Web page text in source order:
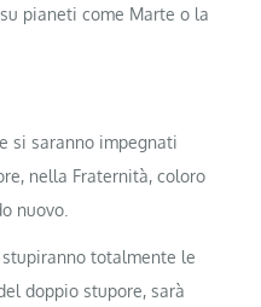
pianeti come Marte o la
si saranno impegnati
nella Fraternità, coloro
nuovo.
totalmente le
doppio stupore, sarà